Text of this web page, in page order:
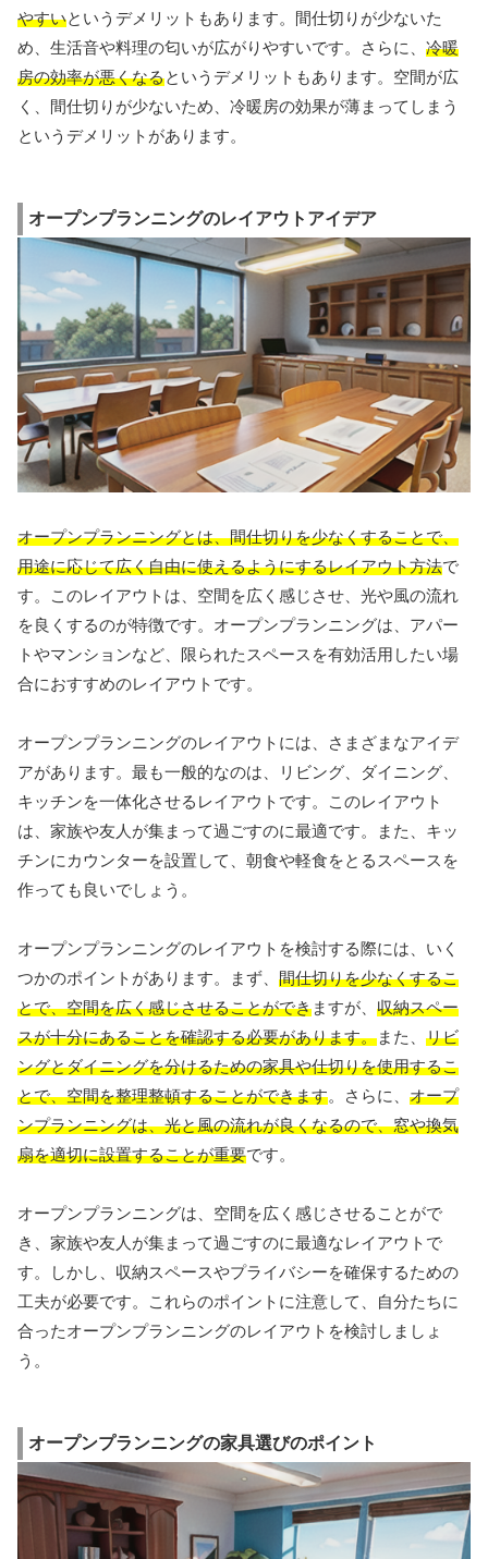
やすいというデメリットもあります。間仕切りが少ないた
め、生活音や料理の匂いが広がりやすいです。さらに、 冷暖
房の効率が悪くなるというデメリットもあります。空間が広
く、間仕切りが少ないため、冷暖房の効果が薄まってしまう
というデメリットがあります。
オープンプランニングのレイアウトアイデア
オープンプランニングとは、間仕切りを少なくすることで、
用途に応じて広く自由に使えるようにするレイアウト方法で
す。このレイアウトは、空間を広く感じさせ、光や風の流れ
を良くするのが特徴です。オープンプランニングは、アパー
トやマンションなど、限られたスペースを有効活用したい場
合におすすめのレイアウトです。
オープンプランニングのレイアウトには、さまざまなアイデ
アがあります。最も一般的なのは、リビング、ダイニング、
キッチンを一体化させるレイアウトです。このレイアウト
は、家族や友人が集まって過ごすのに最適です。また、キッ
チンにカウンターを設置して、朝食や軽食をとるスペースを
作っても良いでしょう。
オープンプランニングのレイアウトを検討する際には、いく
つかのポイントがあります。まず、 間仕切りを少なくするこ
とで、空間を広く感じさせることができますが、 収納スペー
スが十分にあることを確認する必要があります。また、 リビ
ングとダイニングを分けるための家具や仕切りを使用するこ
とで、空間を整理整頓することができます。さらに、 オープ
ンプランニングは、光と風の流れが良くなるので、窓や換気
扇を適切に設置することが重要です。
オープンプランニングは、空間を広く感じさせることがで
き、家族や友人が集まって過ごすのに最適なレイアウトで
す。しかし、収納スペースやプライバシーを確保するための
工夫が必要です。これらのポイントに注意して、自分たちに
合ったオープンプランニングのレイアウトを検討しましょ
う。
オープンプランニングの家具選びのポイント